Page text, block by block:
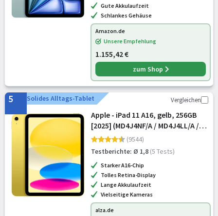
Gute Akkulaufzeit
Schlankes Gehäuse
Amazon.de
Unsere Empfehlung
1.155,42 €
zum Shop
5 Solides Alltags-Tablet Vergleichen
Apple - iPad 11 A16, gelb, 256GB
[2025] (MD4J4NF/A / MD4J4LL/A /
MD4J4TY/A)(9544)
Testberichte: Ø 1,8 (5 Tests)
Starker A16-Chip
Tolles Retina-Display
Lange Akkulaufzeit
Vielseitige Kameras
alza.de